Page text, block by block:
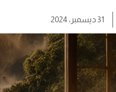
31 ديسمبر، 2024